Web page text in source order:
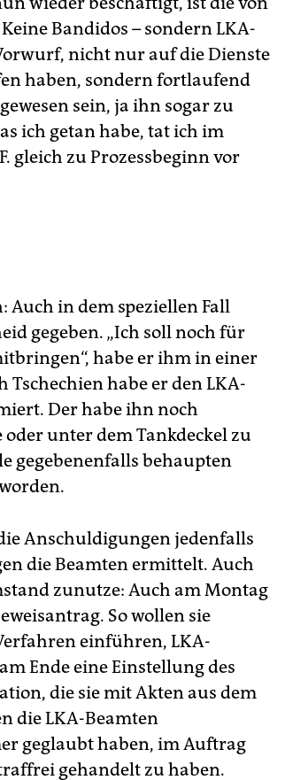
Bandidos – sondern LKA-
nicht nur auf die Dienste
haben, sondern fortlaufend
sein, ja ihn sogar zu
ich getan habe, tat ich im
gleich zu Prozessbeginn vor
Auch in dem speziellen Fall
gegeben. „Ich soll noch für
habe er ihm in einer
Tschechien habe er den LKA-
Der habe ihn noch
unter dem Tankdeckel zu
gegebenenfalls behaupten
Anschuldigungen jedenfalls
die Beamten ermittelt. Auch
zunutze: Auch am Montag
So wollen sie
einführen, LKA-
Ende eine Einstellung des
die sie mit Akten aus dem
die LKA-Beamten
geglaubt haben, im Auftrag
gehandelt zu haben.